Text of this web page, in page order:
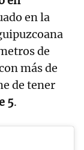
en la
de
más de
de tener
5.